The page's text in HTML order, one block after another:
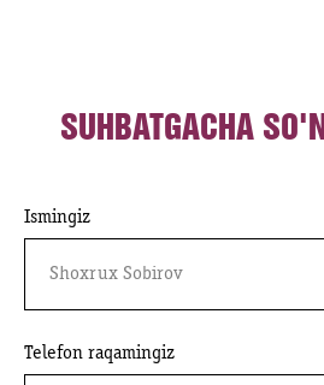
SUHBATGACHA
Ismingiz
Telefon raqamingiz